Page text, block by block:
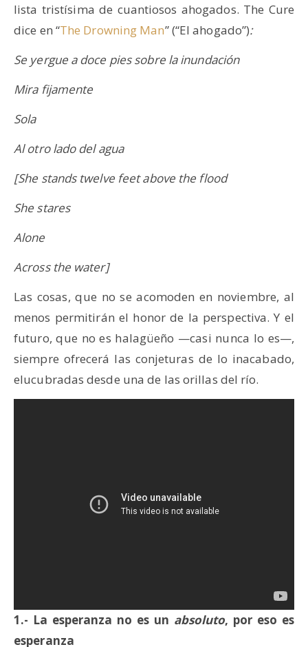
lista tristísima de cuantiosos ahogados. The Cure
dice en “The Drowning Man” (“El ahogado”):
Se yergue a doce pies sobre la inundación
Mira fijamente
Sola
Al otro lado del agua
[She stands twelve feet above the flood
She stares
Alone
Across the water]
Las cosas, que no se acomoden en noviembre, al
menos permitirán el honor de la perspectiva. Y el
futuro, que no es halagüeño —casi nunca lo es—,
siempre ofrecerá las conjeturas de lo inacabado,
elucubradas desde una de las orillas del río.
1.- La esperanza no es un absoluto, por eso es
esperanza